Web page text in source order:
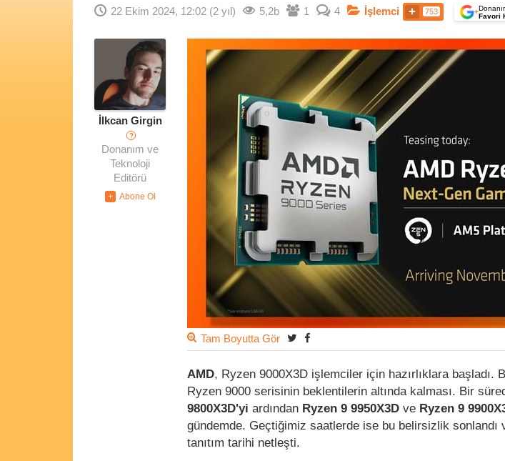
22 Ekim 2024, 12:02 (2 yıl) 5,2b 1 4 İşlemci 753 +
Favori
İlkcan Girgin
?
Donanım ve
Teknoloji
Editörü
Tam Boyutta Gör
AMD, Ryzen 9000X3D işlemciler için hazırlıklara başladı.
Ryzen 9000 serisinin beklentilerin altında kalması. Bir
9800X3D'yi ardından Ryzen 9 9950X3D ve Ryzen 9
gündemde. Geçtiğimiz saatlerde ise bu belirsizlik
tanıtım tarihi netleşti.